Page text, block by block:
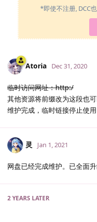
*即使不注册, DCC
Atoria Dec 31, 2020
临时访问网址：http:/
其他资源将前缀改为这段也
维护完成，临时链接停止使用
灵 Jan 1, 2021
网盘已经完成维护。已全面升
2 YEARS LATER